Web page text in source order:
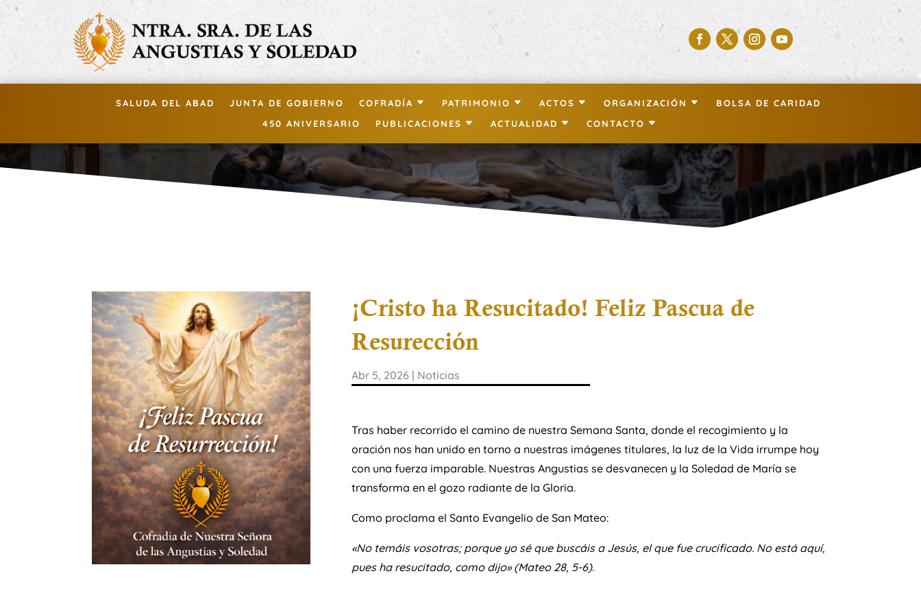
SALUDA DEL ABAD JUNTA DE GOBIERNO COFRADÍA PATRIMONIO ACTOS ORGANIZACIÓN
BOLSA DE CARIDAD
450 ANIVERSARIO
PUBLICACIONES ACTUALIDAD CONTACTO
¡Cristo ha Resucitado! Feliz Pascua de
Resurección
Abr 5, 2026 | Noticias
​Tras haber recorrido el camino de nuestra Semana Santa, donde el recogimiento y la
oración nos han unido en torno a nuestras imágenes titulares, la luz de la Vida irrumpe hoy
con una fuerza imparable. Nuestras Angustias se desvanecen y la Soledad de María se
transforma en el gozo radiante de la Gloria.
​Como proclama el Santo Evangelio de San Mateo:
​«No temáis vosotras; porque yo sé que buscáis a Jesús, el que fue crucificado. No está aquí,
pues ha resucitado, como dijo» (Mateo 28, 5-6).